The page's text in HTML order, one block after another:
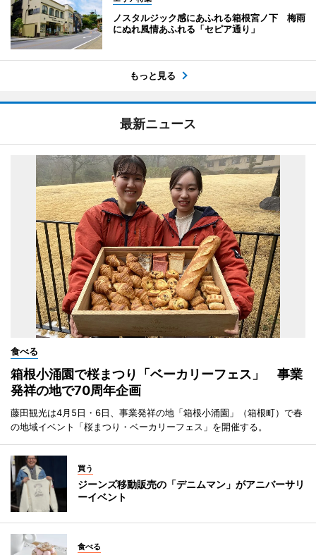
ノスタルジック感にあふれる箱根宮ノ下 梅雨
にぬれ風情あふれる「セピア通り」
もっと見る
最新ニュース
食べる
箱根小涌園で桜まつり「ベーカリーフェス」 事業
発祥の地で70周年企画
藤田観光は4月5日・6日、事業発祥の地「箱根小涌園」（箱根町）で春
の地域イベント「桜まつり・ベーカリーフェス」を開催する。
買う
ジーンズ移動販売の「デニムマン」がアニバーサリ
ーイベント
食べる